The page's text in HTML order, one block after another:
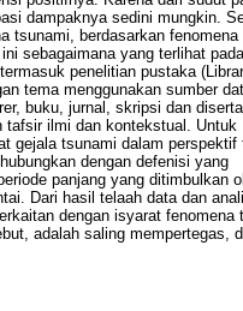
dampaknya sedini mungkin.
tsunami, berdasarkan fenomena
sebagaimana yang terlihat
penelitian pustaka
tema menggunakan sumber
buku, jurnal, skripsi dan
tafsir ilmi dan kontekstual. Untuk
gejala tsunami dalam perspektif
dengan defenisi yang
panjang yang ditimbulkan
Dari hasil telaah data dan
dengan isyarat fenomena
adalah saling mempertegas,